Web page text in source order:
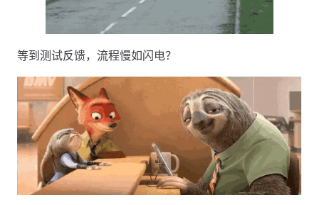
等到测试反馈，流程慢如闪电？